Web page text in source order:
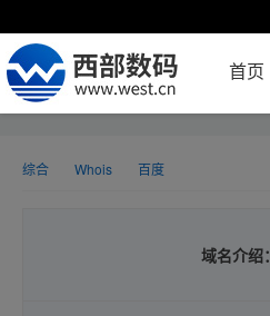
首页
综合 Whois 百度
域名介绍：